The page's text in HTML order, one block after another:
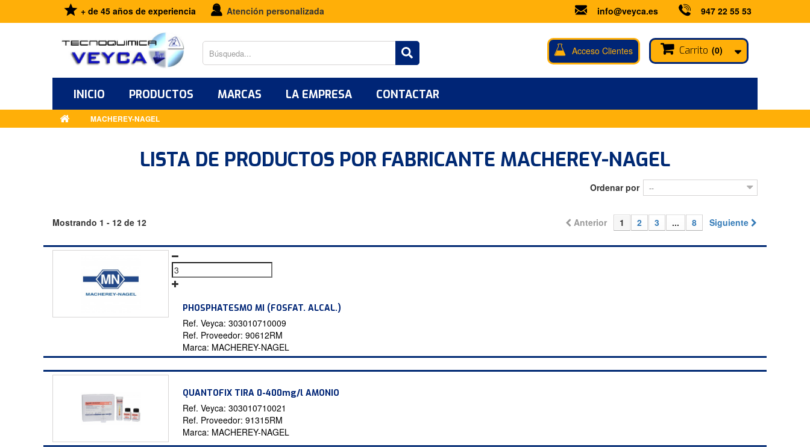
info@veyca.es 947 22 55 53
+ de 45 años de experiencia Atención personalizada
Carrito (0)
Acceso Clientes
INICIO PRODUCTOS MARCAS LA EMPRESA CONTACTAR
MACHEREY-NAGEL
LISTA DE PRODUCTOS POR FABRICANTE MACHEREY-NAGEL
Ordenar por --
Anterior 1 2 3 ... 8 Siguiente
Mostrando 1 - 12 de 12
PHOSPHATESMO MI (FOSFAT. ALCAL.)
Ref. Veyca:303010710009
Ref. Proveedor:90612RM
Marca: MACHEREY-NAGEL
QUANTOFIX TIRA 0-400mg/l AMONIO
Ref. Veyca:303010710021
Ref. Proveedor:91315RM
Marca: MACHEREY-NAGEL